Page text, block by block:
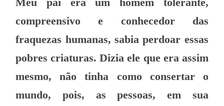
compreensivo e conhecedor das
fraquezas humanas, sabia perdoar essas
pobres criaturas. Dizia ele que era assim
mesmo, não tinha como consertar o
mundo, pois, as pessoas, em sua